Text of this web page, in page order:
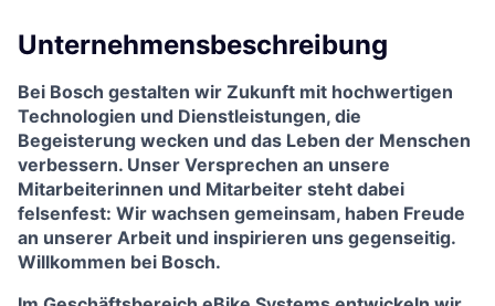
Unternehmensbeschreibung
Bei Bosch gestalten wir Zukunft mit hochwertigen
Technologien und Dienstleistungen, die
Begeisterung wecken und das Leben der Menschen
verbessern. Unser Versprechen an unsere
Mitarbeiterinnen und Mitarbeiter steht dabei
felsenfest: Wir wachsen gemeinsam, haben Freude
an unserer Arbeit und inspirieren uns gegenseitig.
Willkommen bei Bosch.